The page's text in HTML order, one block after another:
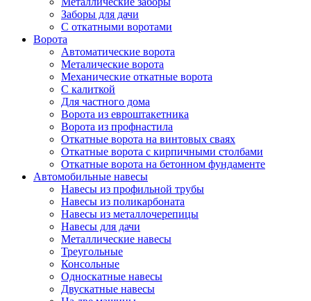
Заборы для дачи
С откатными воротами
Ворота
Автоматические ворота
Металические ворота
Механические откатные ворота
С калиткой
Для частного дома
Ворота из евроштакетника
Ворота из профнастила
Откатные ворота на винтовых сваях
Откатные ворота с кирпичными столбами
Откатные ворота на бетонном фундаменте
Автомобильные навесы
Навесы из профильной трубы
Навесы из поликарбоната
Навесы из металлочерепицы
Навесы для дачи
Металлические навесы
Треугольные
Консольные
Односкатные навесы
Двускатные навесы